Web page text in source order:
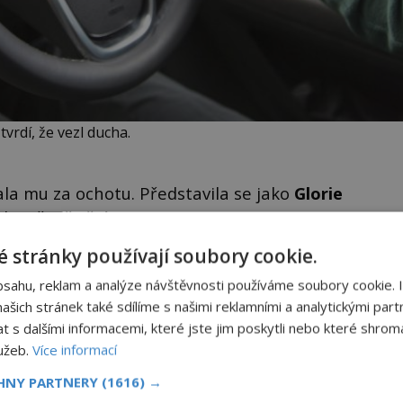
že vezl ducha.
mu za ochotu. Představila se jako Glorie
o řadě věcí.
Obraz s andělem chrání
náš dům
Ten obraz byl kýč, se kterým
jsme se nechtěli nikomu chlubit.
stránky používají soubory cookie.
reklam a analýze návštěvnosti používáme soubory cookie.
stránek také sdílíme s našimi reklamními a analytickými
s dalšími informacemi, které jste jim poskytli nebo které
Více informací
PARTNERY (1616) →